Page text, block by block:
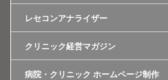
レセコンアナライザー
クリニック経営マガジン
病院・クリニック ホームページ制作